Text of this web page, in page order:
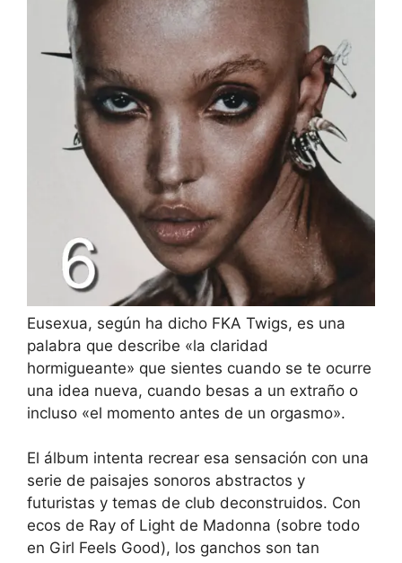
Eusexua, según ha dicho FKA Twigs, es una
palabra que describe «la claridad
hormigueante» que sientes cuando se te ocurre
una idea nueva, cuando besas a un extraño o
incluso «el momento antes de un orgasmo».
El álbum intenta recrear esa sensación con una
serie de paisajes sonoros abstractos y
futuristas y temas de club deconstruidos. Con
ecos de Ray of Light de Madonna (sobre todo
en Girl Feels Good), los ganchos son tan